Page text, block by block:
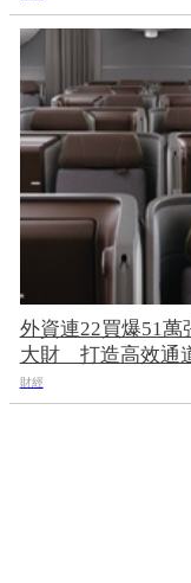
外資連22買爆51
大財 打造高效通
財經